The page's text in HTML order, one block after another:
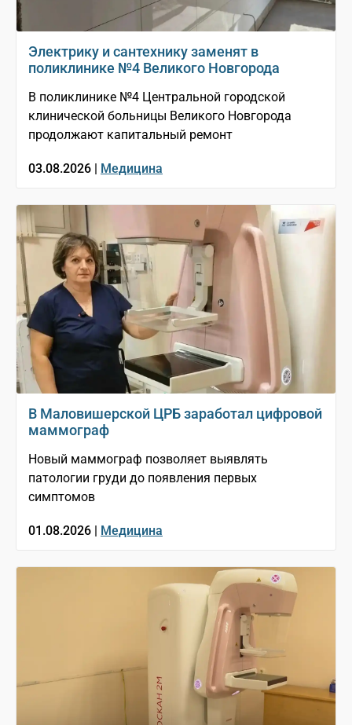
Электрику и сантехнику заменят в
поликлинике №4 Великого Новгорода
В поликлинике №4 Центральной городской
клинической больницы Великого Новгорода
продолжают капитальный ремонт
03.08.2026 | Медицина
В Маловишерской ЦРБ заработал цифровой
маммограф
Новый маммограф позволяет выявлять
патологии груди до появления первых
симптомов
01.08.2026 | Медицина